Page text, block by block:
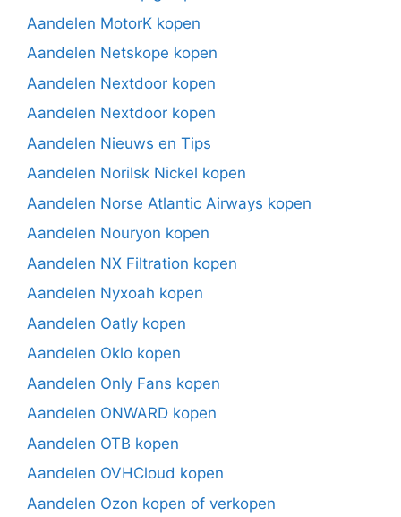
Aandelen MotorK kopen
Aandelen Netskope kopen
Aandelen Nextdoor kopen
Aandelen Nextdoor kopen
Aandelen Nieuws en Tips
Aandelen Norilsk Nickel kopen
Aandelen Norse Atlantic Airways kopen
Aandelen Nouryon kopen
Aandelen NX Filtration kopen
Aandelen Nyxoah kopen
Aandelen Oatly kopen
Aandelen Oklo kopen
Aandelen Only Fans kopen
Aandelen ONWARD kopen
Aandelen OTB kopen
Aandelen OVHCloud kopen
Aandelen Ozon kopen of verkopen